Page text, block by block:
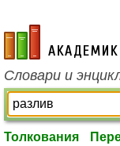
academic.ru
Словари и
Толкования